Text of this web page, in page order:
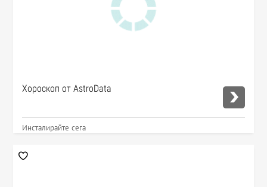
Хороскоп от AstroData
Инсталирайте сега